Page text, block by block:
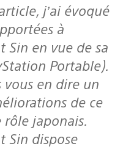
à
Sin en vue de sa
Portable).
vous en dire un
de ce
rôle japonais.
Sin dispose